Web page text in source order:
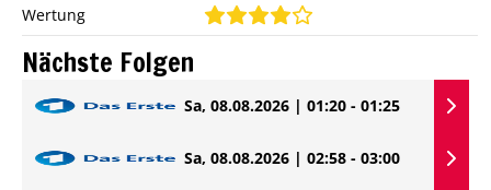
Wertung
Nächste Folgen
Sa, 08.08.2026 | 01:20 - 01:25
Sa, 08.08.2026 | 02:58 - 03:00